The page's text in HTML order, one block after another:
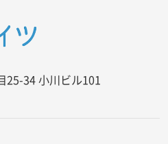
25-34 小川ビル101